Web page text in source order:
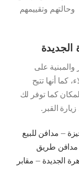
وتقييمهم
الجديدة
على
كما أنها تتيح
كما توفر لك
القبر.
– مدافن للبيع
مدافن طريق
الجديدة – مقابر